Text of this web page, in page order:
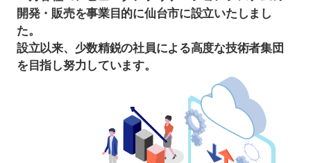
開発・販売を事業目的に仙台市に設立いたしまし
た。
設立以来、少数精鋭の社員による高度な技術者集団
を目指し努力しています。